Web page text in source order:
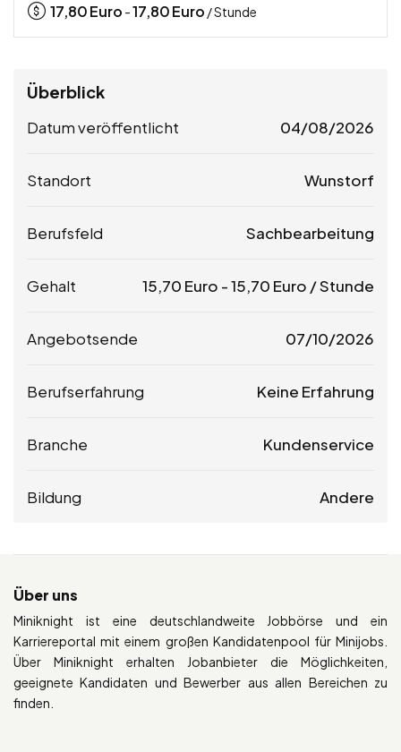
17,80Euro -17,80Euro / Stunde
Überblick
Datum veröffentlicht 04/08/2026
Standort Wunstorf
Berufsfeld Sachbearbeitung
Gehalt 15,70 Euro -15,70 Euro / Stunde
Angebotsende 07/10/2026
Berufserfahrung Keine Erfahrung
Branche Kundenservice
Bildung Andere
Über uns
Miniknight ist eine deutschlandweite Jobbörse und ein
Karriereportal mit einem großen Kandidatenpool für Minijobs.
Über Miniknight erhalten Jobanbieter die Möglichkeiten,
geeignete Kandidaten und Bewerber aus allen Bereichen zu
finden.